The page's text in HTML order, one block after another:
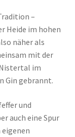
–
Heide im hohen
näher als
mit der
im
Gin gebrannt.
und
auch eine Spur